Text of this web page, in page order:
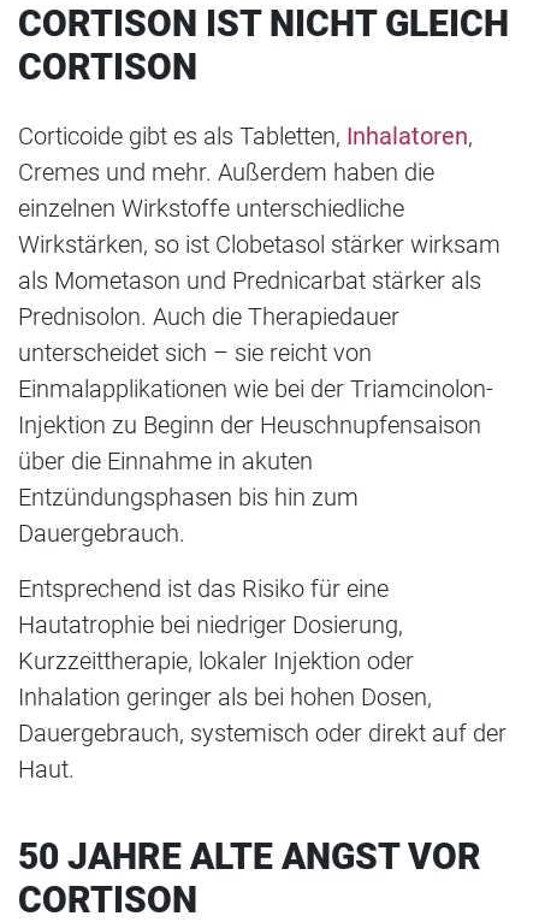
CORTISON IST NICHT GLEICH
CORTISON
Corticoide gibt es als Tabletten, Inhalatoren,
Cremes und mehr. Außerdem haben die
einzelnen Wirkstoffe unterschiedliche
Wirkstärken, so ist Clobetasol stärker wirksam
als Mometason und Prednicarbat stärker als
Prednisolon. Auch die Therapiedauer
unterscheidet sich – sie reicht von
Einmalapplikationen wie bei der Triamcinolon-
Injektion zu Beginn der Heuschnupfensaison
über die Einnahme in akuten
Entzündungsphasen bis hin zum
Dauergebrauch.
Entsprechend ist das Risiko für eine
Hautatrophie bei niedriger Dosierung,
Kurzzeittherapie, lokaler Injektion oder
Inhalation geringer als bei hohen Dosen,
Dauergebrauch, systemisch oder direkt auf der
Haut.
50 JAHRE ALTE ANGST VOR
CORTISON